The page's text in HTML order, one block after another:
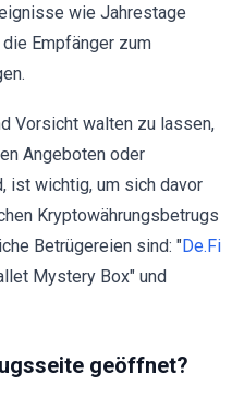
wie Jahrestage
Empfänger zum
Vorsicht walten zu lassen,
Angeboten oder
ist wichtig, um sich davor
Kryptowährungsbetrugs
Betrügereien sind: "De.Fi
Mystery Box" und
geöffnet?